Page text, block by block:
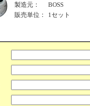
製造元：
BOSS
販売単位：
1セット